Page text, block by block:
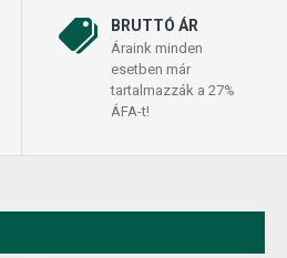
BRUTTÓ ÁR
Áraink minden
esetben már
tartalmazzák a 27%
ÁFA-t!